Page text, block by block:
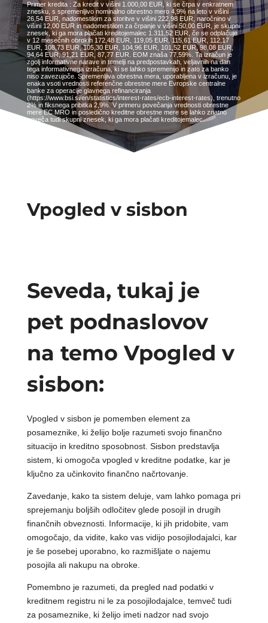
Primer kredita : Za kredit v višini 1.000,00 EUR, ki se črpa v enkratnem
znesku, s spremenljivo nominalno obrestno mero 4,9% na leto v višini
26,54 EUR, nadomestilom za storitve v višini 222,98 EUR, naročnino v
višini 12,00 EUR in nadomestilom za črpanje v višini 50,00 EUR, je skupni
znesek, ki ga mora plačati kreditojemalec 1.311,52 EUR, če se odplačuje
v 12 mesečnih obrokih 172,48 EUR, 119,05 EUR, 115,61 EUR, 112,17
EUR, 108,73 EUR, 105,30 EUR, 104,96 EUR, 101,52 EUR, 98,08 EUR,
94,64 EUR, 91,21 EUR, 87,77 EUR. EOM znaša 77,59%. Ta izračun je
zgolj informativne narave in temelji na predpostavkah, veljavnih na dan
tega informativnega izračuna, ki se lahko spremenijo in zato za banko
niso zavezujoče. Spremenljiva obrestna mera, uporabljena v izračunu, je
enaka vsoti vrednosti referenčne obrestne mere Evropske centralne
banke za operacije glavnega refinanciranja
(https://www.bsi.si/en/statistics/interest-rates/ecb-interest-rates), trenutno
2% in fiksnega pribitka 2,9%. V primeru povečanja vrednosti obrestne
mere EC MRO in posledično kreditne obrestne mere se lahko znatno
poveča tudi skupni znesek, ki ga mora plačati kreditojemalec.
Vpogled v sisbon
Seveda, tukaj je
pet podnaslovov
na temo Vpogled v
sisbon:
Vpogled v sisbon je pomemben element za
posameznike, ki želijo bolje razumeti svojo finančno
situacijo in kreditno sposobnost. Sisbon predstavlja
sistem, ki omogoča vpogled v kreditne podatke, kar je
ključno za učinkovito finančno načrtovanje.
Zavedanje, kako ta sistem deluje, vam lahko pomaga pri
sprejemanju boljših odločitev glede posojil in drugih
finančnih obveznosti. Informacije, ki jih pridobite, vam
omogočajo, da vidite, kako vas vidijo posojilodajalci, kar
je še posebej uporabno, ko razmišljate o najemu
posojila ali nakupu na obroke.
Pomembno je razumeti, da pregled nad podatki v
kreditnem registru ni le za posojilodajalce, temveč tudi
za posameznike, ki želijo imeti nadzor nad svojo